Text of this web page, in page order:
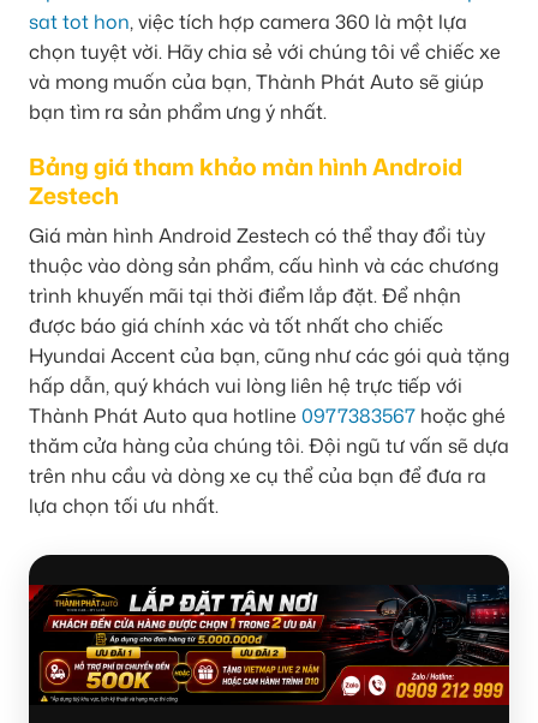
sat tot hon, việc tích hợp camera 360 là một lựa
chọn tuyệt vời. Hãy chia sẻ với chúng tôi về chiếc xe
và mong muốn của bạn, Thành Phát Auto sẽ giúp
bạn tìm ra sản phẩm ưng ý nhất.
Bảng giá tham khảo màn hình Android
Zestech
Giá màn hình Android Zestech có thể thay đổi tùy
thuộc vào dòng sản phẩm, cấu hình và các chương
trình khuyến mãi tại thời điểm lắp đặt. Để nhận
được báo giá chính xác và tốt nhất cho chiếc
Hyundai Accent của bạn, cũng như các gói quà tặng
hấp dẫn, quý khách vui lòng liên hệ trực tiếp với
Thành Phát Auto qua hotline 0977383567 hoặc ghé
thăm cửa hàng của chúng tôi. Đội ngũ tư vấn sẽ dựa
trên nhu cầu và dòng xe cụ thể của bạn để đưa ra
lựa chọn tối ưu nhất.